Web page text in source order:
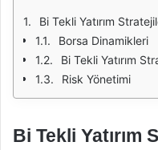
Bi Tekli Yatırım
Borsa Dinamikleri
Bi Tekli Yatırım
Risk Yönetimi
Bi Tekli